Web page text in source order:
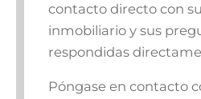
contacto directo con
inmobiliario y sus
respondidas
Póngase en contacto